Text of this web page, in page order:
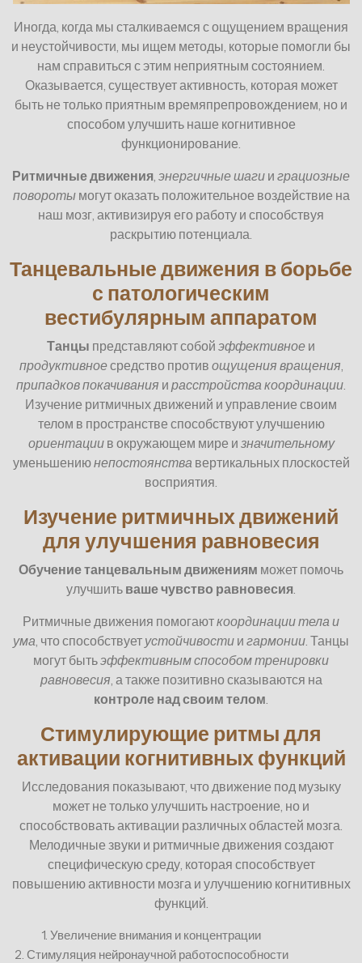
Иногда, когда мы сталкиваемся с ощущением вращения
и неустойчивости, мы ищем методы, которые помогли бы
нам справиться с этим неприятным состоянием.
Оказывается, существует активность, которая может
быть не только приятным времяпрепровождением, но и
способом улучшить наше когнитивное
функционирование.
Ритмичные движения энергичные шаги и грациозные
поворотымогут оказать положительное воздействие на
наш мозг, активизируя его работу и способствуя
раскрытию потенциала.
Танцевальные движения в борьбе
с патологическим
вестибулярным аппаратом
Танцы представляют собой эффективное и
продуктивноесредство против ощущения вращения
припадков покачивания и расстройства координации
Изучение ритмичных движений и управление своим
телом в пространстве способствуют улучшению
ориентациив окружающем мире и значительному
уменьшениюнепостоянства вертикальных плоскостей
восприятия.
Изучение ритмичных движений
для улучшения равновесия
Обучение танцевальным движениям может помочь
улучшить ваше чувство равновесия
Ритмичные движения помогаюткоординации тела и
ума , что способствует устойчивости и гармонии . Танцы
могут бытьэффективным способом тренировки
равновесия , а также позитивно сказываются на
контроле над своим телом
Стимулирующие ритмы для
активации когнитивных функций
Исследования показывают, что движение под музыку
может не только улучшить настроение, но и
способствовать активации различных областей мозга.
Мелодичные звуки и ритмичные движения создают
специфическую среду, которая способствует
повышению активности мозга и улучшению когнитивных
функций.
1. Увеличение внимания и концентрации
2. Стимуляция нейронаучной работоспособности